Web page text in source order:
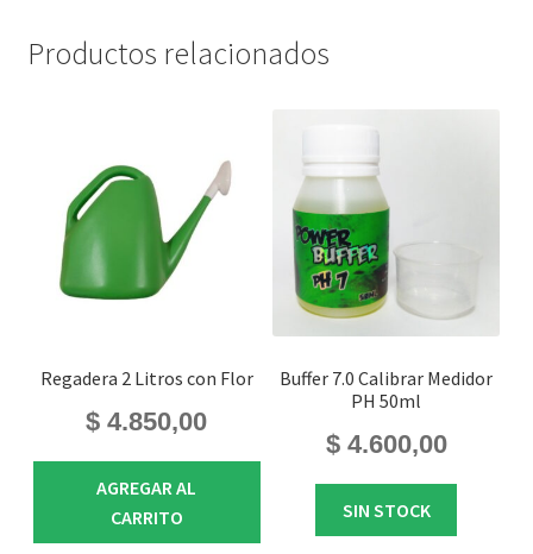
Productos relacionados
Regadera 2 Litros con Flor
$ 4.850,00
AGREGAR AL
CARRITO
Buffer 7.0 Calibrar Medidor
PH 50ml
$4.600,00
SIN STOCK